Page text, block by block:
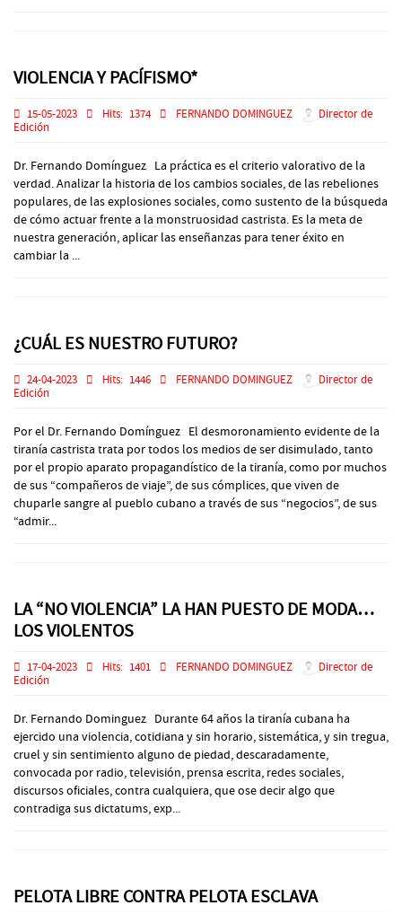
VIOLENCIA Y PACÍFISMO*
15-05-2023 Hits: 1374 FERNANDO DOMINGUEZ
Director de
Edición
Dr. Fernando Domínguez La práctica es el criterio valorativo de la
verdad. Analizar la historia de los cambios sociales, de las rebeliones
populares, de las explosiones sociales, como sustento de la búsqueda
de cómo actuar frente a la monstruosidad castrista. Es la meta de
nuestra generación, aplicar las enseñanzas para tener éxito en
cambiar la ...
¿CUÁL ES NUESTRO FUTURO?
24-04-2023 Hits: 1446 FERNANDO DOMINGUEZ
Director de
Edición
Por el Dr. Fernando Domínguez El desmoronamiento evidente de la
tiranía castrista trata por todos los medios de ser disimulado, tanto
por el propio aparato propagandístico de la tiranía, como por muchos
de sus “compañeros de viaje”, de sus cómplices, que viven de
chuparle sangre al pueblo cubano a través de sus “negocios”, de sus
“admir...
LA “NO VIOLENCIA” LA HAN PUESTO DE MODA…
LOS VIOLENTOS
17-04-2023 Hits: 1401 FERNANDO DOMINGUEZ
Director de
Edición
Dr. Fernando Dominguez Durante 64 años la tiranía cubana ha
ejercido una violencia, cotidiana y sin horario, sistemática, y sin tregua,
cruel y sin sentimiento alguno de piedad, descaradamente,
convocada por radio, televisión, prensa escrita, redes sociales,
discursos oficiales, contra cualquiera, que ose decir algo que
contradiga sus dictatums, exp...
PELOTA LIBRE CONTRA PELOTA ESCLAVA